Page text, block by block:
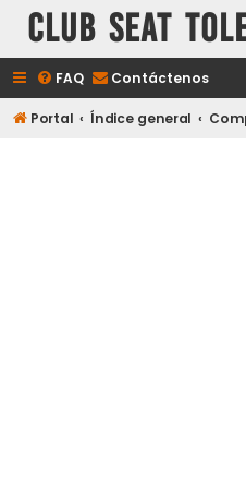
Club Seat
FAQ Contáctenos
Portal Índice general